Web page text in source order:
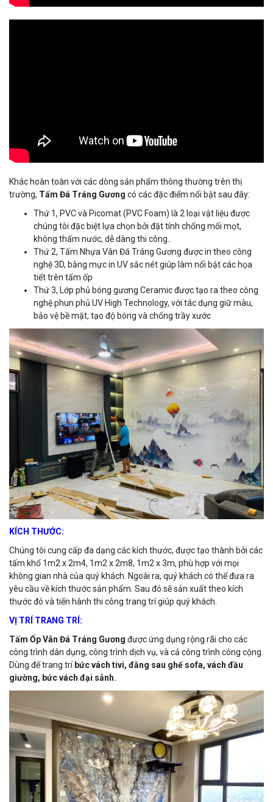
Khác hoàn toàn với các dòng sản phẩm thông thường trên thị
trường, Tấm Đá Tráng Gương có các đặc điểm nổi bật sau đây:
Thứ 1, PVC và Picomat (PVC Foam) là 2 loại vật liệu được
chúng tôi đặc biệt lựa chọn bởi đặt tính chống mối mọt,
không thấm nước, dễ dàng thi công..
Thứ 2, Tấm Nhựa Vân Đá Tráng Gương được in theo công
nghệ 3D, bằng mực in UV sắc nét giúp làm nổi bật các họa
tiết trên tấm ốp
Thứ 3, Lớp phủ bóng gương Ceramic được tạo ra theo công
nghệ phun phủ UV High Technology, với tác dụng giữ màu,
bảo vệ bề mặt, tạo độ bóng và chống trầy xước
KÍCH THƯỚC:
Chúng tôi cung cấp đa dạng các kích thước, được tạo thành bởi các
tấm khổ 1m2 x 2m4, 1m2 x 2m8, 1m2 x 3m, phù hợp với mọi
không gian nhà của quý khách. Ngoài ra, quý khách có thể đưa ra
yêu cầu về kích thước sản phẩm. Sau đó sẽ sản xuất theo kích
thước đó và tiến hành thi công trang trí giúp quý khách.
VỊ TRÍ TRANG TRÍ:
Tấm Ốp Vân Đá Tráng Gương được ứng dụng rộng rãi cho các
công trình dân dụng, công trình dịch vụ, và cả công trình công cộng.
Dùng để trang trí bức vách tivi, đằng sau ghế sofa, vách đầu
giường, bức vách đại sảnh.